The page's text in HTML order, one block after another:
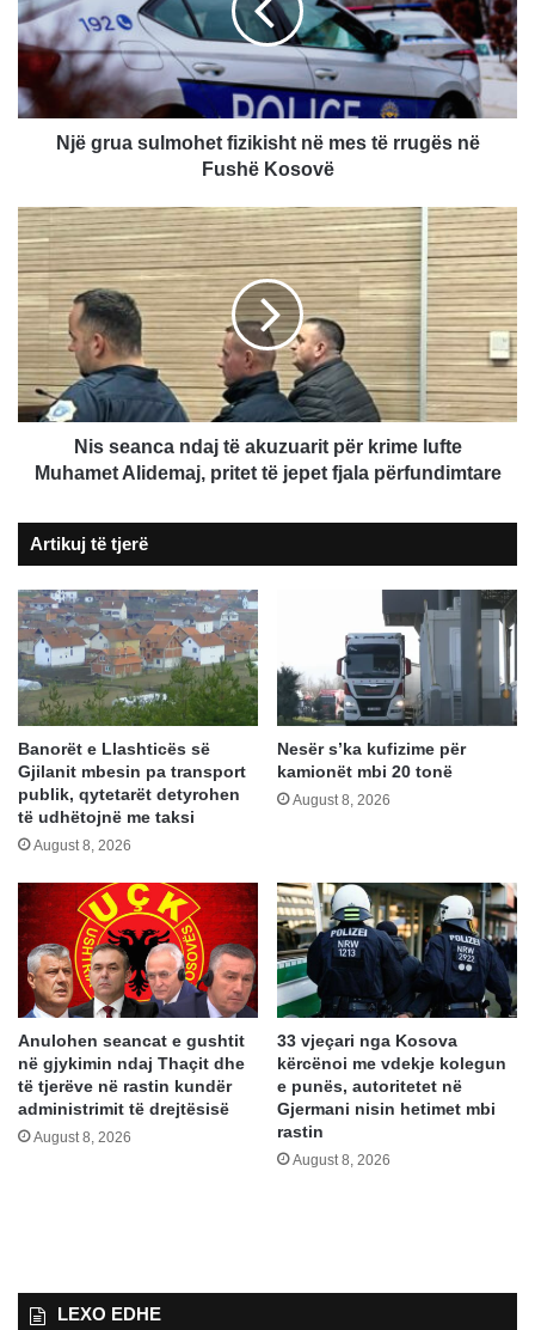
në
mes
të
rrugës
në
FushëNjë grua sulmohet fizikisht në mes të rrugës në
Fushë Kosovë
Nis
seanca
ndaj
të
akuzuarit
për
krime
lufte
Muhamet
Alidemaj,
pritet
jepet
fjala
përfundimtare
Nis seanca ndaj të akuzuarit për krime lufte
Muhamet Alidemaj, pritet të jepet fjala përfundimtare
Artikuj të tjerë
Banorët e Llashticës së
Gjilanit mbesin pa transport
publik, qytetarët detyrohen
të udhëtojnë me taksi
August 8, 2026
Nesër s’ka kufizime për
kamionët mbi 20 tonë
August 8, 2026
Anulohen seancat e gushtit
në gjykimin ndaj Thaçit dhe
të tjerëve në rastin kundër
administrimit të drejtësisë
August 8, 2026
33 vjeçari nga Kosova
kërcënoi me vdekje kolegun
e punës, autoritetet në
Gjermani nisin hetimet mbi
rastin
August 8, 2026
LEXO EDHE